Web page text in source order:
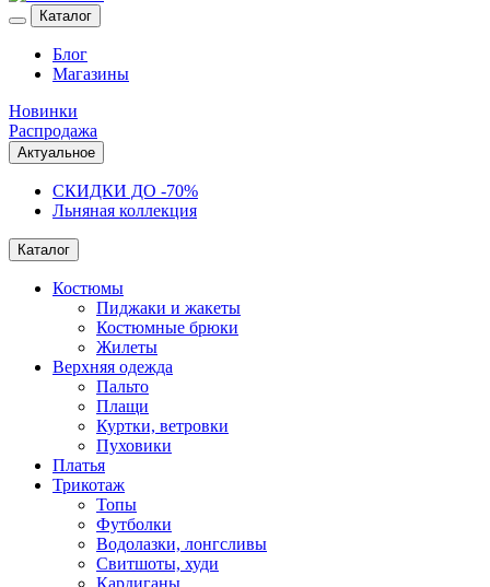
Каталог
Блог
Магазины
Новинки
Распродажа
Актуальное
СКИДКИ ДО -70%
Льняная коллекция
Каталог
Костюмы
Пиджаки и жакеты
Костюмные брюки
Жилеты
Верхняя одежда
Пальто
Плащи
Куртки, ветровки
Пуховики
Платья
Трикотаж
Топы
Футболки
Водолазки, лонгсливы
Свитшоты, худи
Кардиганы